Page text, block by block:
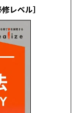
レベル］